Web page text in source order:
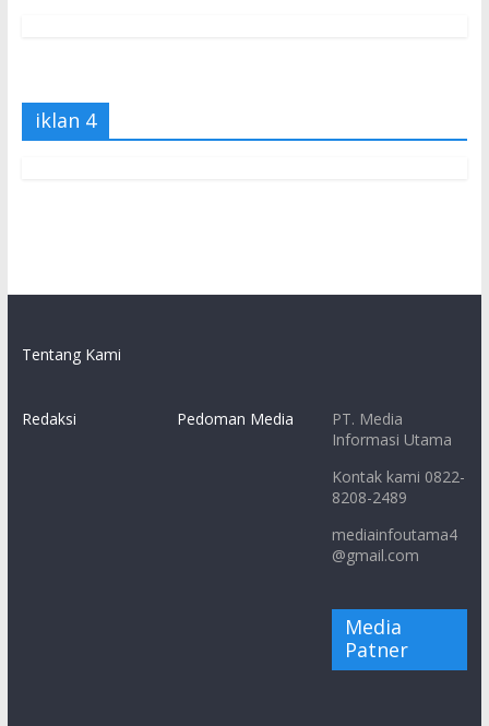
iklan 4
Tentang Kami
Redaksi Pedoman Media
PT. Media
Informasi Utama
Kontak kami 0822-
8208-2489
mediainfoutama4
@gmail.com
Media
Patner